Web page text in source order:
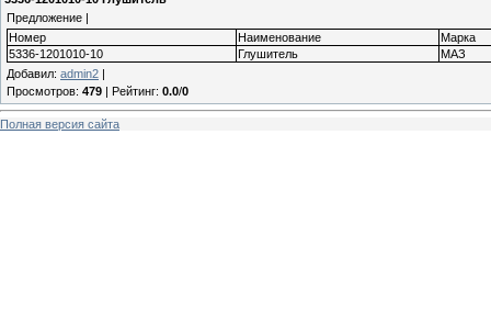
Предложение |
Номер
Наименование
Марка
5336-1201010-10
Глушитель
МАЗ
Добавил: admin2 |
Просмотров: 479 | Рейтинг: 0.0/0
Полная версия сайта